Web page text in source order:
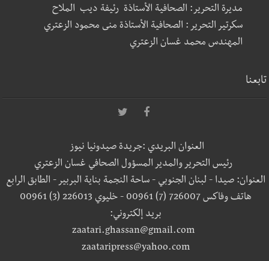
مديرة التحرير: الصحافية الأستاذة رئيفة ديب الملاح
سكرتير التحرير : الصحافية الأستاذة منى محمود الزعتري
المهندس محمد غسان الزعتري
تابعنا
العنوان البريدي :جريدة صيدونيا نيوز
رئيس التحرير والمدير المسؤول الصحافي غسان الزعتري
العنوان: صيدا - لبنان الجنوبي - ساحة النجمة بناية البربير - الطابق الرابع
هاتف وفاكس 726007 (7) 00961 - خليوي 226013 (3) 00961
بريد إلكتروني:
zaatari.ghassan@gmail.com
zaataripress@yahoo.com